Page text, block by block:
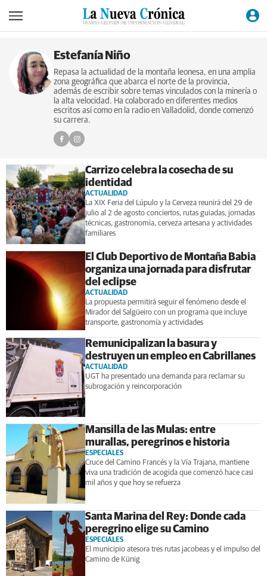
Estefanía Niño
Repasa la actualidad de la montaña leonesa, en una amplia
zona geográfica que abarca el norte de la provincia,
además de escribir sobre temas vinculados con la minería o
la alta velocidad. Ha colaborado en diferentes medios
escritos así como en la radio en Valladolid, donde comenzó
su carrera.
Carrizo celebra la cosecha de su
identidad
ACTUALIDAD
La XIX Feria del Lúpulo y la Cerveza reunirá del 29 de
julio al 2 de agosto conciertos, rutas guiadas, jornadas
técnicas, gastronomía, cerveza artesana y actividades
familiares
El Club Deportivo de Montaña Babia
organiza una jornada para disfrutar
del eclipse
ACTUALIDAD
La propuesta permitirá seguir el fenómeno desde el
Mirador del Salgüeiro con un programa que incluye
transporte, gastronomía y actividades
Remunicipalizan la basura y
destruyen un empleo en Cabrillanes
ACTUALIDAD
UGT ha presentado una demanda para reclamar su
subrogación y reincorporación
Mansilla de las Mulas: entre
murallas, peregrinos e historia
ESPECIALES
Cruce del Camino Francés y la Vía Trajana, mantiene
viva una tradición de acogida que comenzó hace casi
mil años y que hoy se refuerza
Santa Marina del Rey: Donde cada
peregrino elige su Camino
ESPECIALES
El municipio atesora tres rutas jacobeas y el impulso del
Camino de Künig